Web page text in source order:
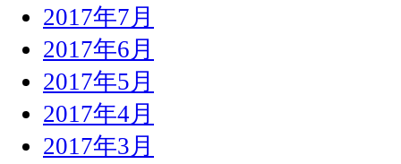
2017年7月
2017年6月
2017年5月
2017年4月
2017年3月